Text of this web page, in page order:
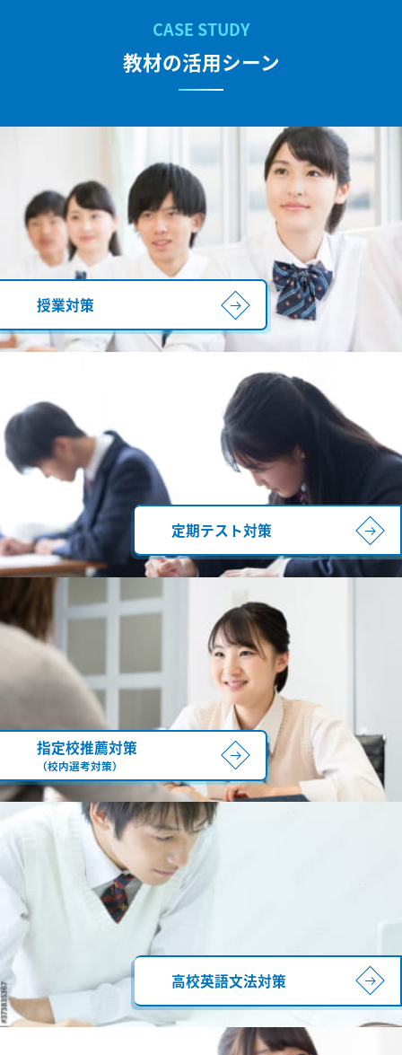
教材の活用シーン
授業対策
定期テスト対策
指定校推薦対策
（校内選考対策）
高校英語文法対策